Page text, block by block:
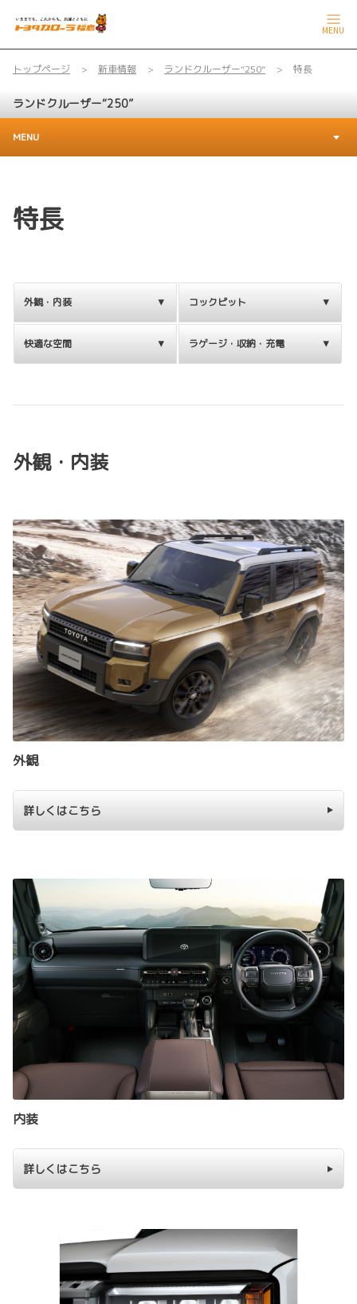
MENU
トップページ 新車情報 ランドクルーザー“250” 特長
ランドクルーザー“250”
MENU
特長
外観・内装 コックピット
快適な空間 ラゲージ・収納・充電
外観・内装
外観
詳しくはこちら
内装
詳しくはこちら